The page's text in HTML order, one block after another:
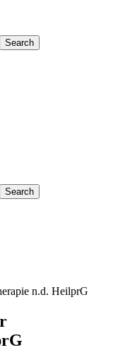
Search
Search
n.d. HeilprG